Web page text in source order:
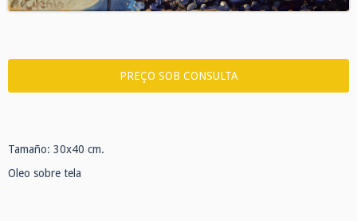
Tamaño: 30x40 cm.
Oleo sobre tela